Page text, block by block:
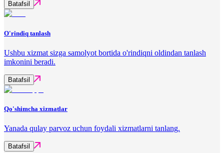
Batafsil
O'rindiq tanlash
Ushbu xizmat sizga samolyot bortida o'rindiqni oldindan tanlash
imkonini beradi.
Batafsil
Qo'shimcha xizmatlar
Yanada qulay parvoz uchun foydali xizmatlarni tanlang.
Batafsil